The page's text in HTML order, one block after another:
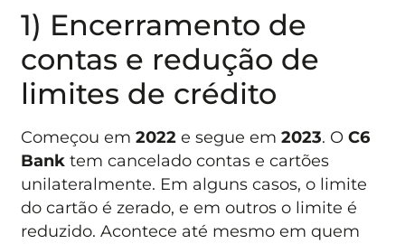
1) Encerramento de
contas e redução de
limites de crédito
Começou em2022e segue em2023. OC6
Bank tem cancelado contas e cartões
unilateralmente. Em alguns casos, o limite
do cartão é zerado, e em outros o limite é
reduzido. Acontece até mesmo em quem